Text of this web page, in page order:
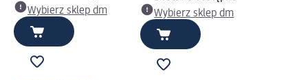
Wybierz sklep dm
Wybierz sklep dm